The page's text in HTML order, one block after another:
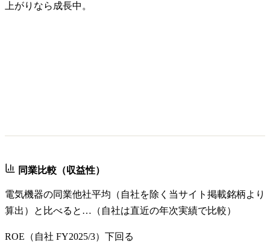
上がりなら成長中。
同業比較（収益性）
電気機器の同業他社平均（自社を除く当サイト掲載銘柄より
算出）と比べると…（自社は直近の年次実績で比較）
ROE （自社 FY2025/3） 下回る